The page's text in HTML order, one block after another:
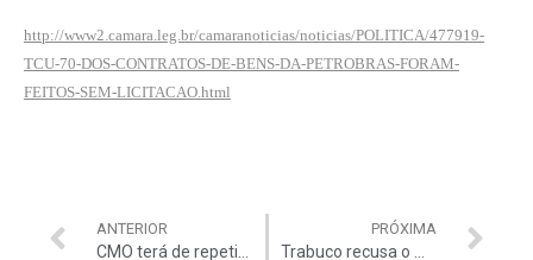
http://www2.camara.leg.br/camaranoticias/noticias/POLITICA/477919-
TCU-70-DOS-CONTRATOS-DE-BENS-DA-PETROBRAS-FORAM-
FEITOS-SEM-LICITACAO.html
ANTERIOR PRÓXIMA